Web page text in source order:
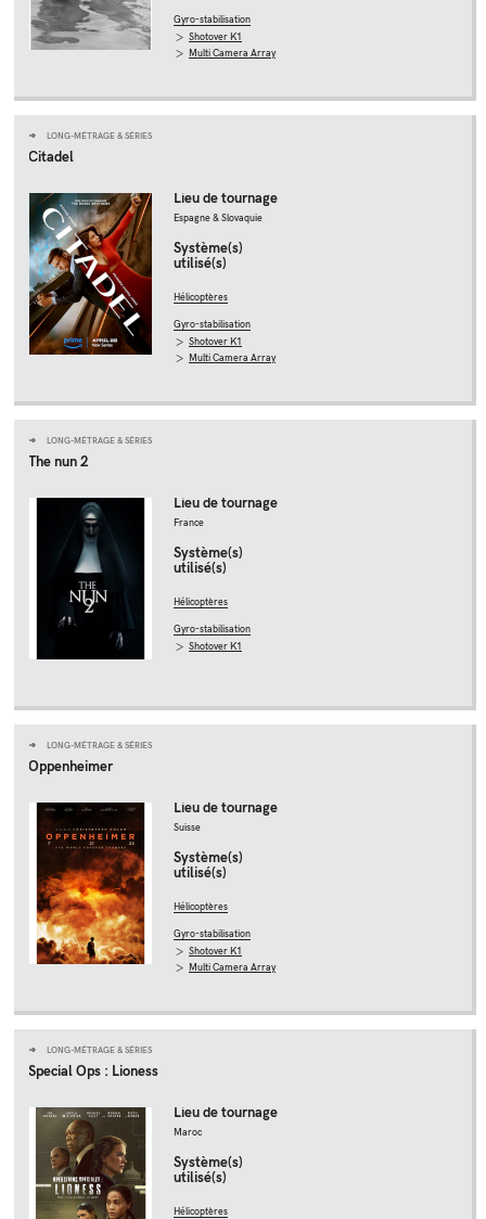
Gyro-stabilisation
Shotover K1
Multi Camera Array
LONG-MÉTRAGE & SÉRIES
Citadel
Lieu de tournage
Espagne & Slovaquie
Système(s)
utilisé(s)
Hélicoptères
Gyro-stabilisation
Shotover K1
Multi Camera Array
LONG-MÉTRAGE & SÉRIES
The nun 2
Lieu de tournage
France
Système(s)
utilisé(s)
Hélicoptères
Gyro-stabilisation
Shotover K1
LONG-MÉTRAGE & SÉRIES
Oppenheimer
Lieu de tournage
Suisse
Système(s)
utilisé(s)
Hélicoptères
Gyro-stabilisation
Shotover K1
Multi Camera Array
LONG-MÉTRAGE & SÉRIES
Special Ops : Lioness
Lieu de tournage
Maroc
Système(s)
utilisé(s)
Hélicoptères